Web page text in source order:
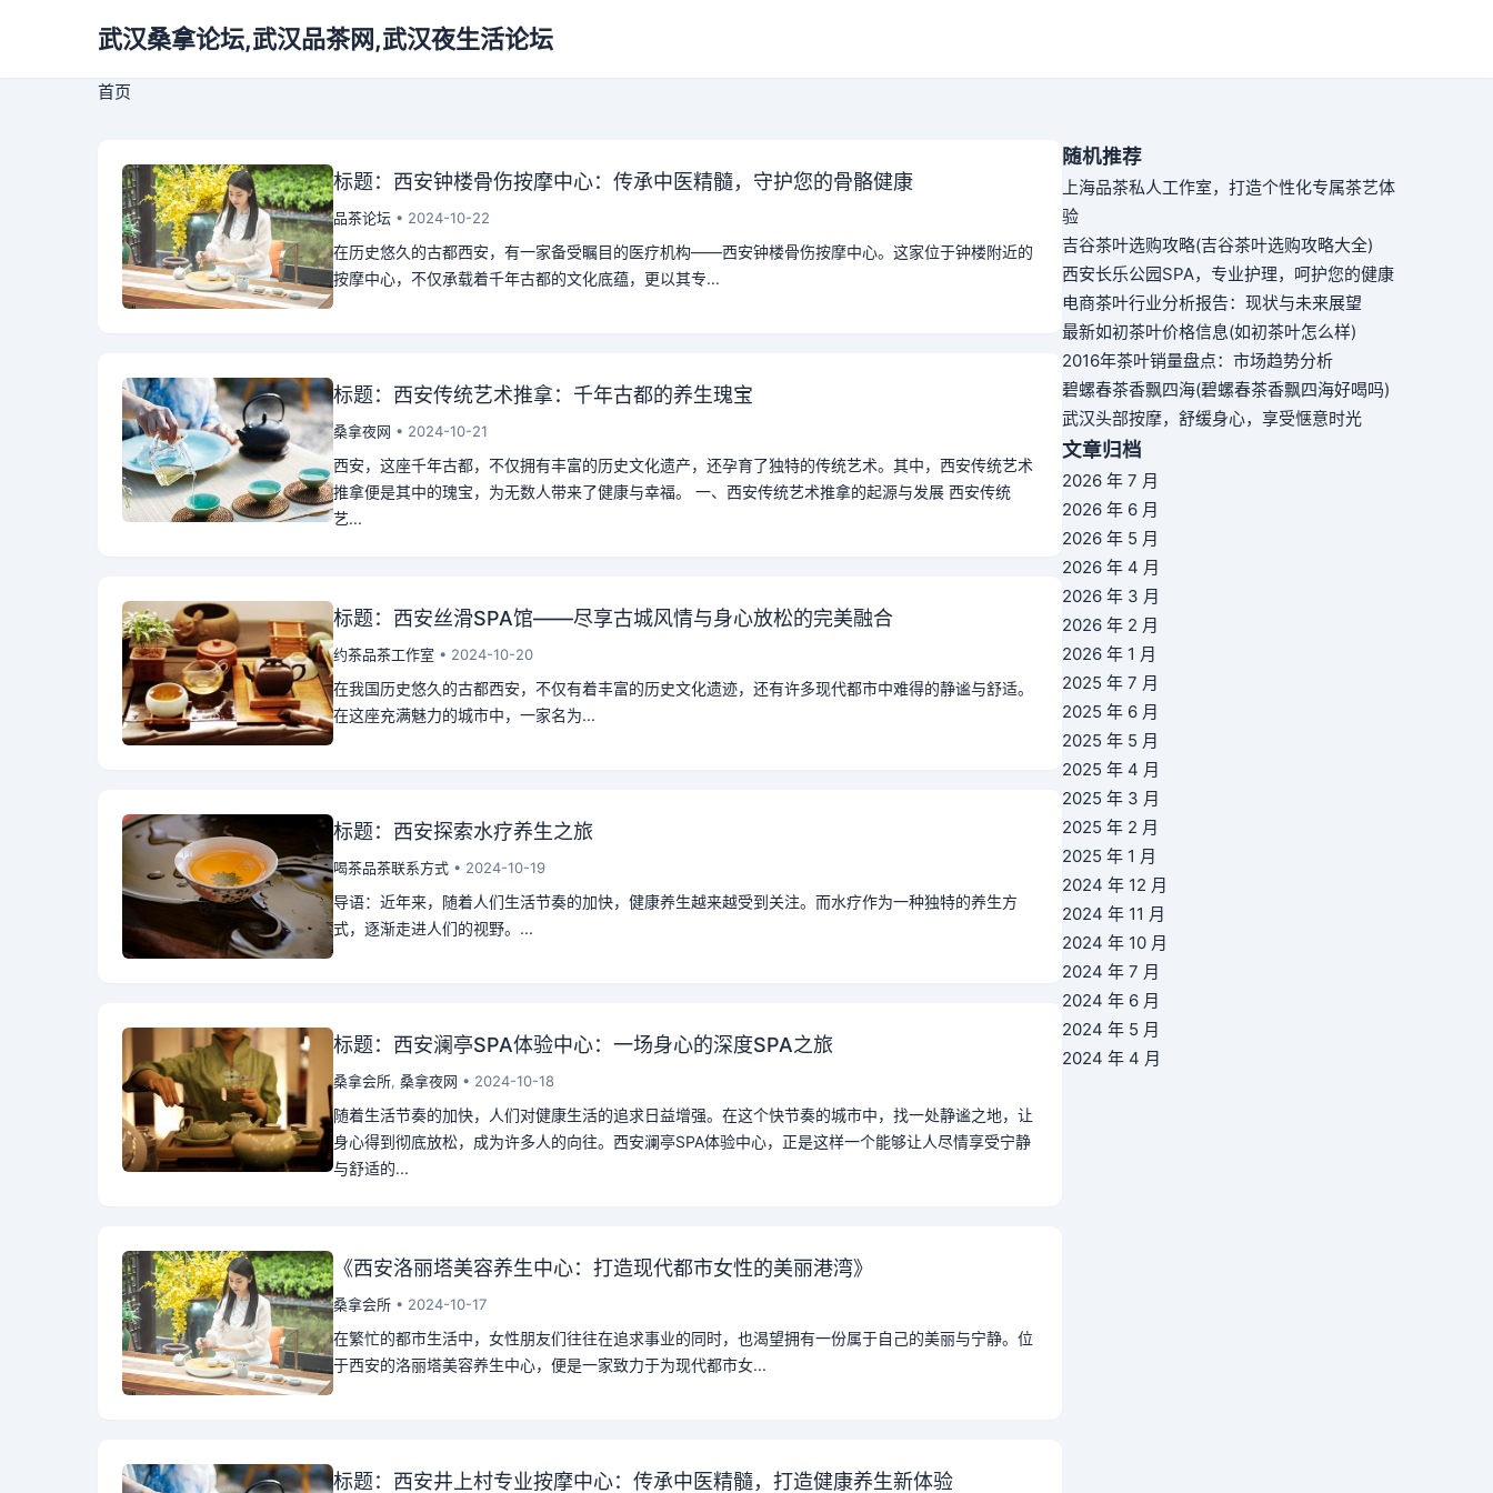
武汉桑拿论坛,武汉品茶网,武汉夜生活论坛
首页
标题：西安钟楼骨伤按摩中心：传承中医精髓，守护您的骨骼健康
品茶论坛 • 2024-10-22
在历史悠久的古都西安，有一家备受瞩目的医疗机构——西安钟楼骨伤按摩中心。这家位于钟楼附近的
按摩中心，不仅承载着千年古都的文化底蕴，更以其专...
标题：西安传统艺术推拿：千年古都的养生瑰宝
桑拿夜网 • 2024-10-21
西安，这座千年古都，不仅拥有丰富的历史文化遗产，还孕育了独特的传统艺术。其中，西安传统艺术
推拿便是其中的瑰宝，为无数人带来了健康与幸福。 一、西安传统艺术推拿的起源与发展 西安传统
艺...
标题：西安丝滑SPA馆——尽享古城风情与身心放松的完美融合
约茶品茶工作室 • 2024-10-20
在我国历史悠久的古都西安，不仅有着丰富的历史文化遗迹，还有许多现代都市中难得的静谧与舒适。
在这座充满魅力的城市中，一家名为...
标题：西安探索水疗养生之旅
喝茶品茶联系方式 • 2024-10-19
导语：近年来，随着人们生活节奏的加快，健康养生越来越受到关注。而水疗作为一种独特的养生方
式，逐渐走进人们的视野。...
标题：西安澜亭SPA体验中心：一场身心的深度SPA之旅
桑拿会所, 桑拿夜网 • 2024-10-18
随着生活节奏的加快，人们对健康生活的追求日益增强。在这个快节奏的城市中，找一处静谧之地，让
身心得到彻底放松，成为许多人的向往。西安澜亭SPA体验中心，正是这样一个能够让人尽情享受宁静
与舒适的...
《西安洛丽塔美容养生中心：打造现代都市女性的美丽港湾》
桑拿会所 • 2024-10-17
在繁忙的都市生活中，女性朋友们往往在追求事业的同时，也渴望拥有一份属于自己的美丽与宁静。位
于西安的洛丽塔美容养生中心，便是一家致力于为现代都市女...
标题：西安井上村专业按摩中心：传承中医精髓，打造健康养生新体验
随机推荐
上海品茶私人工作室，打造个性化专属茶艺体
验
吉谷茶叶选购攻略(吉谷茶叶选购攻略大全)
西安长乐公园SPA，专业护理，呵护您的健康
电商茶叶行业分析报告：现状与未来展望
最新如初茶叶价格信息(如初茶叶怎么样)
2016年茶叶销量盘点：市场趋势分析
碧螺春茶香飘四海(碧螺春茶香飘四海好喝吗)
武汉头部按摩，舒缓身心，享受惬意时光
文章归档
2026 年 7 月
2026 年 6 月
2026 年 5 月
2026 年 4 月
2026 年 3 月
2026 年 2 月
2026 年 1 月
2025 年 7 月
2025 年 6 月
2025 年 5 月
2025 年 4 月
2025 年 3 月
2025 年 2 月
2025 年 1 月
2024 年 12 月
2024 年 11 月
2024 年 10 月
2024 年 7 月
2024 年 6 月
2024 年 5 月
2024 年 4 月